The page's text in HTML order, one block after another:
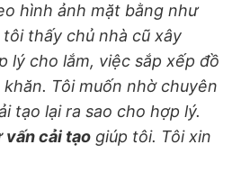
hình ảnh mặt bằng như
thấy chủ nhà cũ xây
lý cho lắm, việc sắp xếp đồ
Tôi muốn nhờ chuyên
tạo lại ra sao cho hợp lý.
vấn cải tạo giúp tôi. Tôi xin